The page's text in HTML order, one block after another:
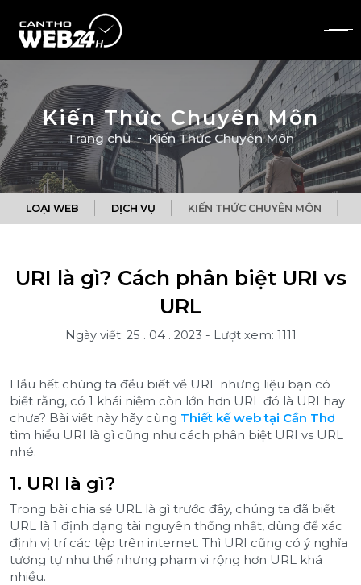
Kiến Thức Chuyên Môn
Trang chủ Kiến Thức Chuyên Môn
LOẠI WEB DỊCH VỤ KIẾN THỨC CHUYÊN MÔN
URI là gì? Cách phân biệt URI vs
URL
Ngày viết: 25 . 04 . 2023 - Lượt xem: 1111
Hầu hết chúng ta đều biết về URL nhưng liệu bạn có
biết rằng, có 1 khái niệm còn lớn hơn URL đó là URI hay
chưa? Bài viết này hãy cùng Thiết kế web tại Cần Thơ
tìm hiểu URI là gì cũng như cách phân biệt URI vs URL
nhé.
1. URI là gì?
Trong bài chia sẻ URL là gì trước đây, chúng ta đã biết
URL là 1 định dạng tài nguyên thống nhất, dùng để xác
định vị trí các tệp trên internet. Thì URI cũng có ý nghĩa
tương tự như thế nhưng phạm vi rộng hơn URL khá
nhiều.